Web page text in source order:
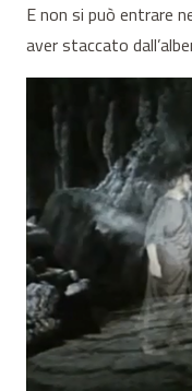
E non si può entrare
aver staccato